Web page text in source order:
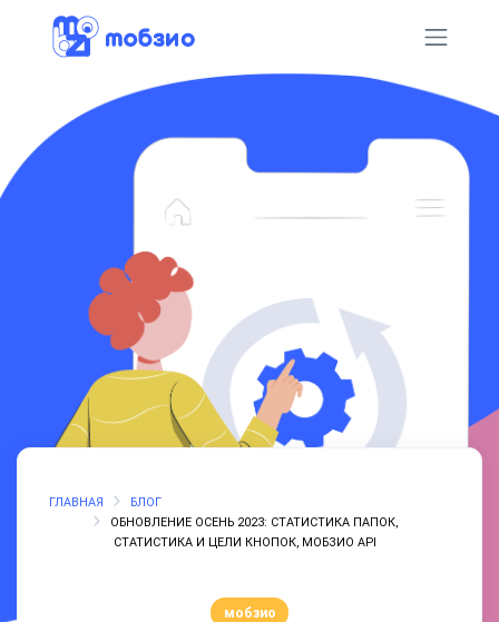
ГЛАВНАЯ
БЛОГ
ОБНОВЛЕНИЕ ОСЕНЬ 2023: СТАТИСТИКА ПАПОК,
СТАТИСТИКА И ЦЕЛИ КНОПОК, МОБЗИО API
мобзио